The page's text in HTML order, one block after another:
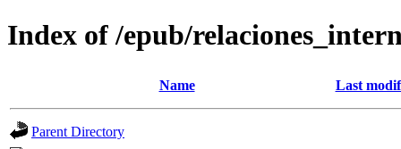
Index of /epub/
Name Last
Parent Directory